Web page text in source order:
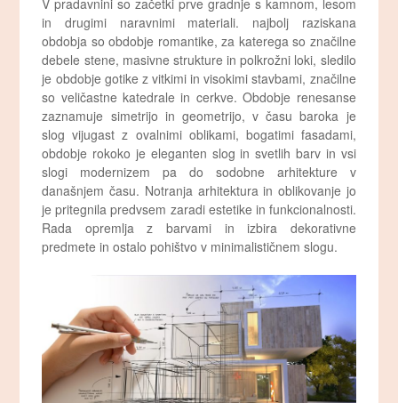
in drugimi naravnimi materiali. najbolj raziskana
obdobja so obdobje romantike, za katerega so značilne
debele stene, masivne strukture in polkrožni loki, sledilo
je obdobje gotike z vitkimi in visokimi stavbami, značilne
so veličastne katedrale in cerkve. Obdobje renesanse
zaznamuje simetrijo in geometrijo, v času baroka je
slog vijugast z ovalnimi oblikami, bogatimi fasadami,
obdobje rokoko je eleganten slog in svetlih barv in vsi
slogi modernizem pa do sodobne arhitekture v
današnjem času. Notranja arhitektura in oblikovanje jo
je pritegnila predvsem zaradi estetike in funkcionalnosti.
Rada opremlja z barvami in izbira dekorativne
predmete in ostalo pohištvo v minimalističnem slogu.